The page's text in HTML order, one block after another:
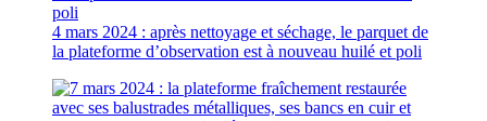
4 mars 2024 : après nettoyage et séchage, le parquet de
la plateforme d’observation est à nouveau huilé et poli